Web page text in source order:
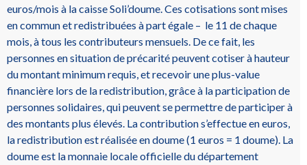
euros/mois à la caisse Soli’doume. Ces cotisations sont mises
en commun et redistribuées à part égale – le 11 de chaque
mois, à tous les contributeurs mensuels. De ce fait, les
personnes en situation de précarité peuvent cotiser à hauteur
du montant minimum requis, et recevoir une plus-value
financière lors de la redistribution, grâce à la participation de
personnes solidaires, qui peuvent se permettre de participer à
des montants plus élevés. La contribution s’effectue en euros,
la redistribution est réalisée en doume (1 euros = 1 doume). La
doume est la monnaie locale officielle du département